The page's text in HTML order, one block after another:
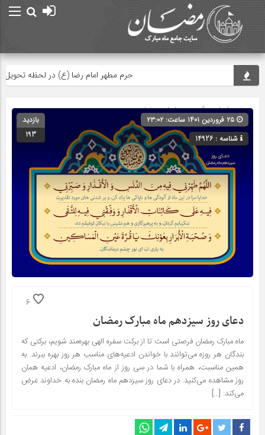
حرم مطهر امام رضا (ع) در لحظه تحویل
صفحه اصلی» گروه »دعاهای رمضان
شناسه : 14926
بازدید
193
6
دعای روز سیزدهم ماه مبارک رمضان
ماه مبارک رمضان فرصتی است تا از برکت سفره الهی بهره‌مند شویم، برکتی که
بندگان هر روزه می‌توانند با خواندن ادعیه‌های مناسب هر روز بهره ببرند. به
همین مناسبت، همراه با شما در سی روز از ماه مبارک رمضان، ادعیه همان
روز مشاهده می‌کنید. در دعای روز سیزدهم ماه رمضان بنده به خداوند عرض
می‌کند: […]